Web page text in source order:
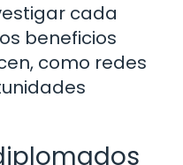
cada
beneficios
como redes